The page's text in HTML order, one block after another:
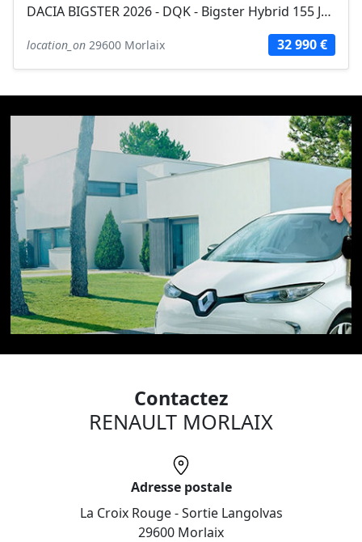
DACIA BIGSTER 2026 - DQK - Bigster Hybrid 155 Journey
location_on 29600 Morlaix 32 990 €
Contactez
RENAULT MORLAIX
Adresse postale
La Croix Rouge - Sortie Langolvas
29600 Morlaix